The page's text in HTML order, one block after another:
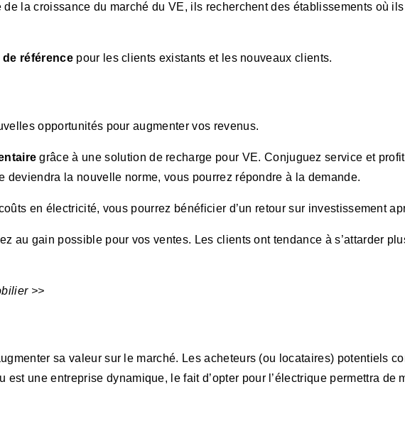
de la croissance du marché du VE, ils recherchent des établissements où
de référencepour les clients existants et les nouveaux clients.
opportunités pour augmenter vos revenus.
grâce à une solution de recharge pour VE. Conjuguez service et
la nouvelle norme, vous pourrez répondre à la demande.
en électricité, vous pourrez bénéficier d’un retour sur investissement
au gain possible pour vos ventes. Les clients ont tendance à s’attarder
>>
sa valeur sur le marché. Les acheteurs (ou locataires) potentiels
une entreprise dynamique, le fait d’opter pour l’électrique permettra de